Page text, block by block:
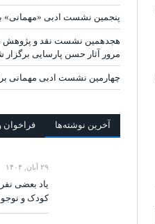
پنجمین نشست ادبی «مهمانی»
هجدهمین نشست نقد و پژوهش
مرور آثار حسن پارسایی برگزار
چهارمین نشست ادبی مهمانی
آخرين‌ نوشته‌ها
۲۹ آبان, ۱۴۰۴
یاد بعضی
کودک و